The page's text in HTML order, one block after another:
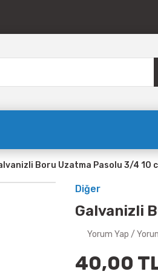
Boru Uzatma Pasolu 3/4 10
Diğer
Galvanizli
Yorum Yap /
40,00